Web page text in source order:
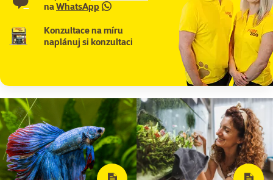
naWhatsApp
Konzultace na míru
naplánuj si konzultaci